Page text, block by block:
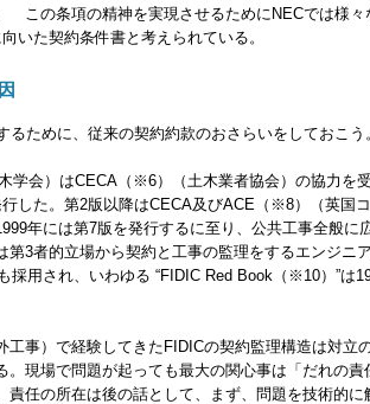
この条項の精神を実現させるためにNECでは様々
いた契約条件書と考えられている。
るために、従来の契約約款のおさらいをしておこう
学会）はCECA（※6）（土木業者協会）の協力を
した。第2版以降はCECA及びACE（※8）（英国
年には第7版を発行するに至り、公共工事全般に
第3者的立場から契約と工事の監理をするエンジニ
用され、いわゆる “FIDIC Red Book（※10）”は
工事）で経験してきたFIDICの契約監理構造は対立
。現場で問題が起っても最大の関心事は「だれの
責任の所在は後の話として、まず、問題を技術的